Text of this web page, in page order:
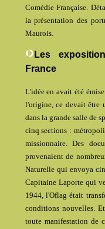
Comédie Française.
la présentation des
Maurois.
Les
France
L'idée en avait été
l'origine, ce devait être
dans la grande salle de
cinq sections :
missionnaire. Des
provenaient de
Naturelle qui envoya
Capitaine Laporte qui
1944, l'Oflag était
conditions nouvelles.
toute manifestation de